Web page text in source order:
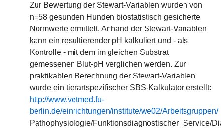
Zur Bewertung der Stewart-Variablen wurden von
n=58 gesunden Hunden biostatistisch gesicherte
Normwerte ermittelt. Anhand der Stewart-Variablen
kann ein resultierender pH kalkuliert und - als
Kontrolle - mit dem im gleichen Substrat
gemessenen Blut-pH verglichen werden. Zur
praktikablen Berechnung der Stewart-Variablen
wurde ein tierartspezifischer SBS-Kalkulator erstellt:
http://www.vetmed.fu-
berlin.de/einrichtungen/institute/we02/Arbeitsgruppen/
Pathophysiologie/Funktionsdiagnostischer_Service/